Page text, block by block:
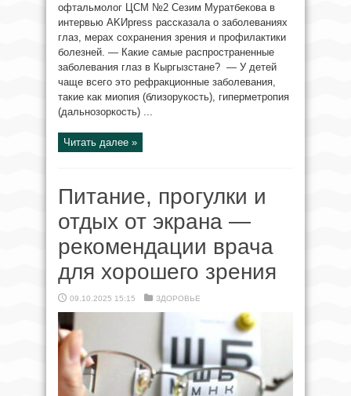
офтальмолог ЦСМ №2 Сезим Муратбекова в
интервью AKИpress рассказала о заболеваниях
глаз, мерах сохранения зрения и профилактики
болезней. — Какие самые распространенные
заболевания глаз в Кыргызстане? — У детей
чаще всего это рефракционные заболевания,
такие как миопия (близорукость), гиперметропия
(дальнозоркость) ...
Читать далее »
Питание, прогулки и
отдых от экрана —
рекомендации врача
для хорошего зрения
09.10.2025 15:15 ЗДОРОВЬЕ